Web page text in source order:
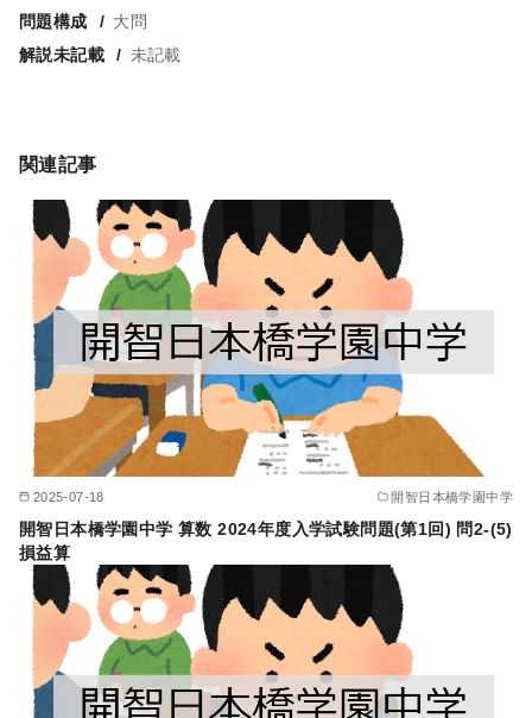
問題構成
大問
解説未記載
未記載
関連記事
2025-07-18 開智日本橋学園中学
開智日本橋学園中学 算数 2024年度入学試験問題(第1回) 問2-(5)
損益算